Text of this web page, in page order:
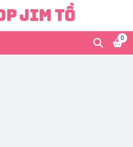
Jim Tồ
0